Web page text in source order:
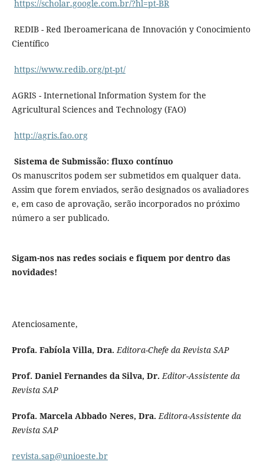
https://scholar.google.com.br/?hl=pt-BR
REDIB - Red Iberoamericana de Innovación y Conocimiento
Científico
https://www.redib.org/pt-pt/
AGRIS - Internetional Information System for the
Agricultural Sciences and Technology (FAO)
http://agris.fao.org
Sistema de Submissão: fluxo contínuo
Os manuscritos podem ser submetidos em qualquer data.
Assim que forem enviados, serão designados os avaliadores
e, em caso de aprovação, serão incorporados no próximo
número a ser publicado.
Sigam-nos nas redes sociais e fiquem por dentro das
novidades!
Atenciosamente,
Profa. Fabíola Villa, Dra. Editora-Chefe da Revista SAP
Prof. Daniel Fernandes da Silva, Dr. Editor-Assistente da
Revista SAP
Profa. Marcela Abbado Neres, Dra. Editora-Assistente da
Revista SAP
revista.sap@unioeste.br